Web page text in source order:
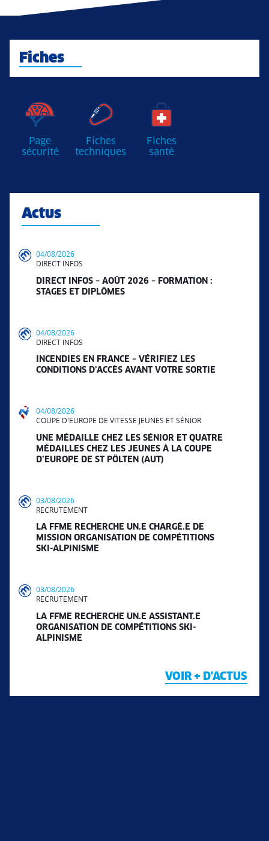
Fiches
Page
sécurité
Fiches
techniques
Fiches
santé
Actus
04/08/2026
DIRECT INFOS
DIRECT INFOS – AOÛT 2026 – FORMATION :
STAGES ET DIPLÔMES
04/08/2026
DIRECT INFOS
INCENDIES EN FRANCE – VÉRIFIEZ LES
CONDITIONS D’ACCÈS AVANT VOTRE SORTIE
04/08/2026
COUPE D'EUROPE DE VITESSE JEUNES ET SÉNIOR
UNE MÉDAILLE CHEZ LES SÉNIOR ET QUATRE
MÉDAILLES CHEZ LES JEUNES À LA COUPE
D’EUROPE DE ST PÖLTEN (AUT)
03/08/2026
RECRUTEMENT
LA FFME RECHERCHE UN.E CHARGÉ.E DE
MISSION ORGANISATION DE COMPÉTITIONS
SKI-ALPINISME
03/08/2026
RECRUTEMENT
LA FFME RECHERCHE UN.E ASSISTANT.E
ORGANISATION DE COMPÉTITIONS SKI-
ALPINISME
VOIR + D'ACTUS